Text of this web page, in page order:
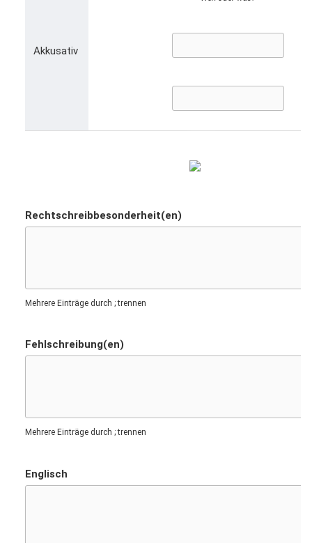
Akkusativ
Rechtschreibbesonderheit(en)
Mehrere Einträge durch ; trennen
Fehlschreibung(en)
Mehrere Einträge durch ; trennen
Englisch